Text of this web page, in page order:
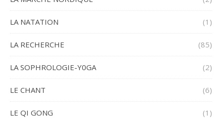
LA NATATION (1)
LA RECHERCHE (85)
LA SOPHROLOGIE-Y0GA (2)
LE CHANT (6)
LE QI GONG (1)